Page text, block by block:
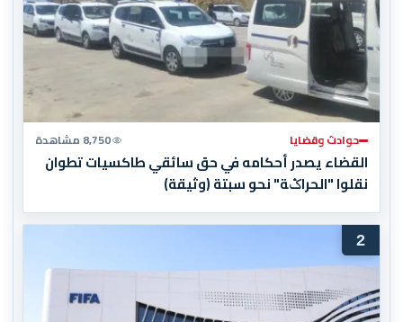
حوادث وقضايا 8,750 مشاهدة
القضاء يصدر أحكامه في حق سائقي طاكسيات تطوان
نقلوا "الحراݣة" نحو سبتة (وثيقة)
2